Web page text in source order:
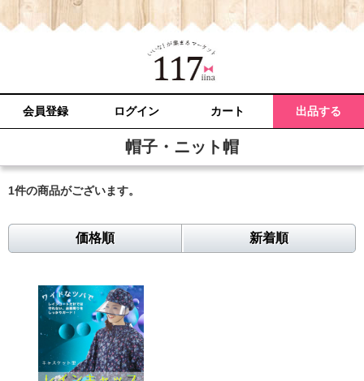
会員登録 ログイン カート 出品する
帽子・ニット帽
1件の商品がございます。
価格順 新着順